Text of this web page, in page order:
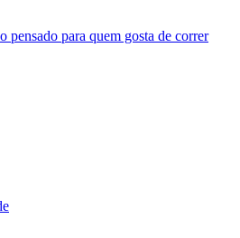
para quem gosta de correr